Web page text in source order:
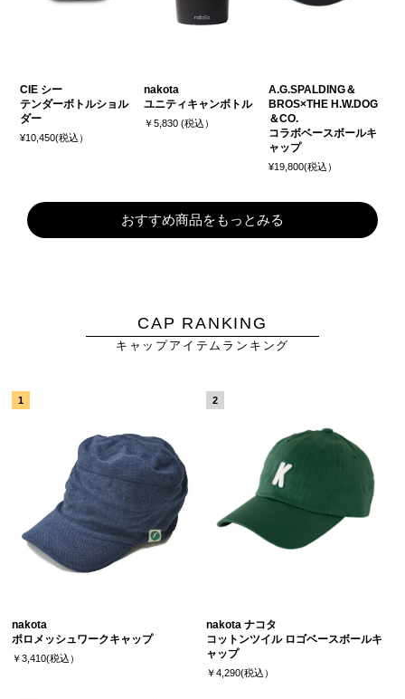
CIE シー
テンダーボトルショル
ダー
¥10,450(税込）
nakota
ユニティキャンボトル
￥5,830 (税込）
A.G.SPALDING＆
BROS×THE H.W.DOG
＆CO.
コラボベースボールキ
ャップ
¥19,800(税込）
おすすめ商品をもっとみる
CAP RANKING
キャップアイテムランキング
nakota
ポロメッシュワークキャップ
￥3,410(税込）
nakota ナコタ
コットンツイル ロゴベースボールキ
ャップ
￥4,290(税込）